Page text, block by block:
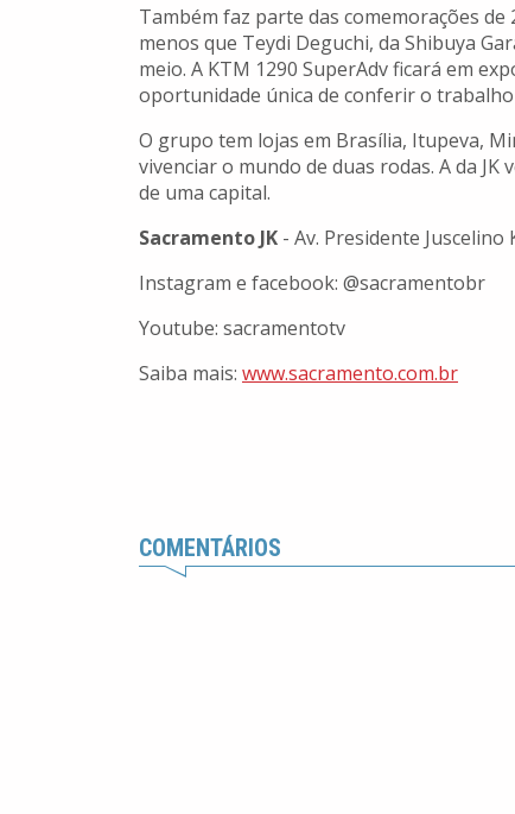
Também faz parte das comemorações
menos que Teydi Deguchi, da Shibuya
meio. A KTM 1290 SuperAdv ficará em
oportunidade única de conferir o
O grupo tem lojas em Brasília, Itupeva,
vivenciar o mundo de duas rodas. A da
de uma capital.
Sacramento JK - Av. Presidente Juscelino
Instagram e facebook: @sacramentobr
Youtube: sacramentotv
Saiba mais: www.sacramento.com.br
COMENTÁRIOS